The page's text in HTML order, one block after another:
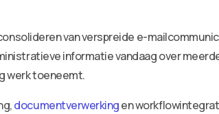
van verspreide e-
informatie vandaag over
werk toeneemt.
documentverwerkingen